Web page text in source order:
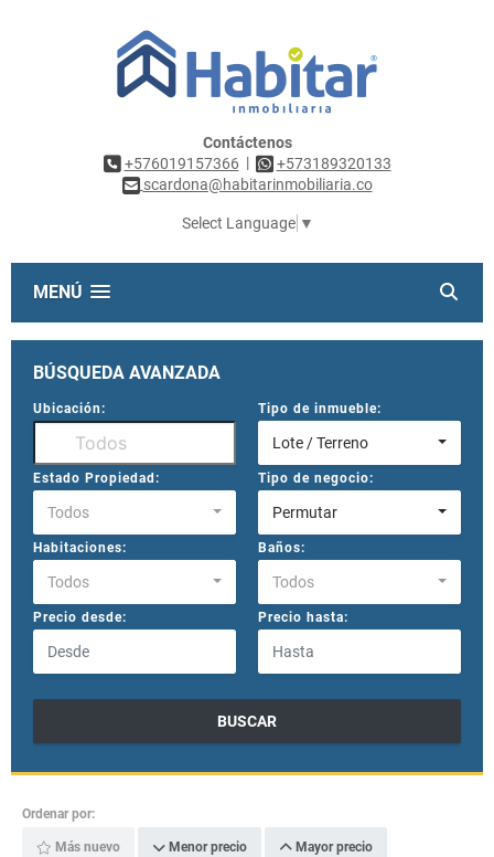
Contáctenos
+576019157366 |
+573189320133
scardona@habitarinmobiliaria.co
Select Language ▼
MENÚ
BÚSQUEDA AVANZADA
Ubicación: Tipo de inmueble:
Lote / Terreno
Estado Propiedad:
Todos
Tipo de negocio:
Permutar
Habitaciones:
Todos
Baños:
Todos
Precio desde: Precio hasta:
BUSCAR
Ordenar por:
Más nuevo Menor precio Mayor precio